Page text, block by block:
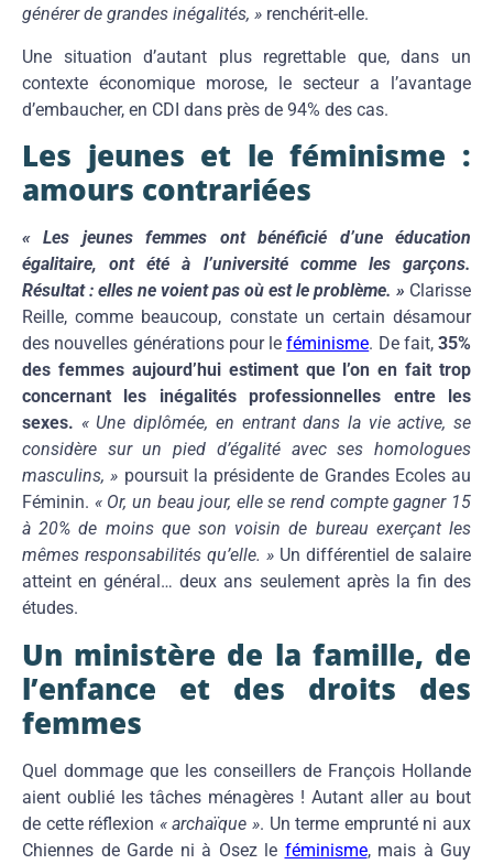
générer de grandes inégalités, » renchérit-elle.
Une situation d’autant plus regrettable que, dans un
contexte économique morose, le secteur a l’avantage
d’embaucher, en CDI dans près de 94% des cas.
Les jeunes et le féminisme :
amours contrariées
« Les jeunes femmes ont bénéficié d’une éducation
égalitaire, ont été à l’université comme les garçons.
Résultat : elles ne voient pas où est le problème. » Clarisse
Reille, comme beaucoup, constate un certain désamour
des nouvelles générations pour leféminisme. De fait, 35%
des femmes aujourd’hui estiment que l’on en fait trop
concernant les inégalités professionnelles entre les
sexes. « Une diplômée, en entrant dans la vie active, se
considère sur un pied d’égalité avec ses homologues
masculins, » poursuit la présidente de Grandes Ecoles au
Féminin. « Or, un beau jour, elle se rend compte gagner 15
à 20% de moins que son voisin de bureau exerçant les
mêmes responsabilités qu’elle. » Un différentiel de salaire
atteint en général… deux ans seulement après la fin des
études.
Un ministère de la famille, de
l’enfance et des droits des
femmes
Quel dommage que les conseillers de François Hollande
aient oublié les tâches ménagères ! Autant aller au bout
de cette réflexion « archaïque ». Un terme emprunté ni aux
Chiennes de Garde ni à Osez le féminisme, mais à Guy